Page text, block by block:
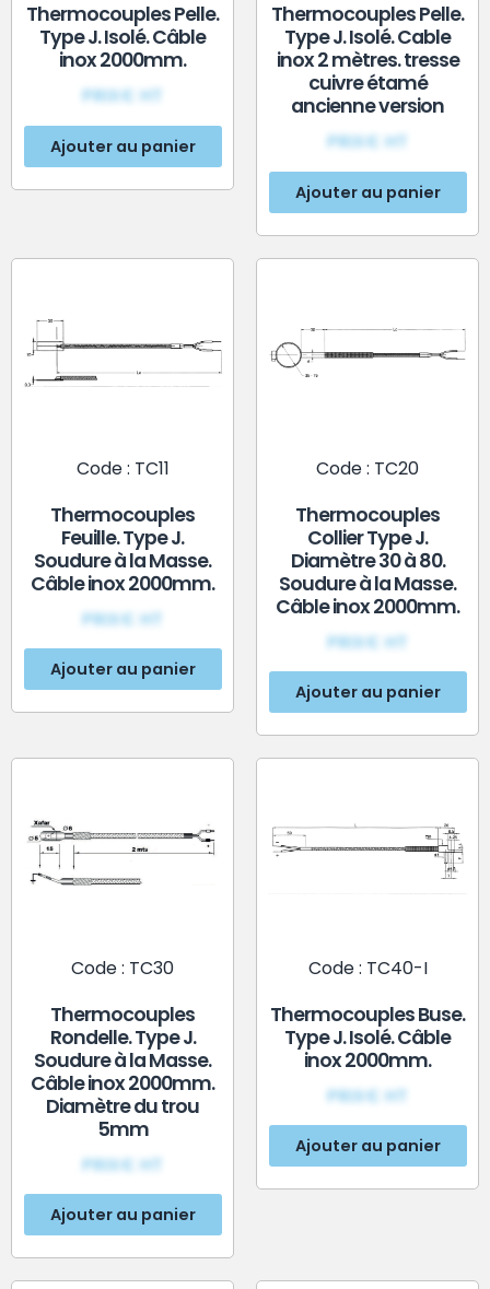
Thermocouples Pelle.
Type J. Isolé. Câble
inox 2000mm.
PRIX€ HT
Ajouter au panier
Thermocouples Pelle.
Type J. Isolé. Cable
inox 2 mètres. tresse
cuivre étamé
ancienne version
PRIX€ HT
Ajouter au panier
Code : TC11
Thermocouples
Feuille. Type J.
Soudure à la Masse.
Câble inox 2000mm.
PRIX€ HT
Ajouter au panier
Code : TC20
Thermocouples
Collier Type J.
Diamètre 30 à 80.
Soudure à la Masse.
Câble inox 2000mm.
PRIX€ HT
Ajouter au panier
Code : TC30
Thermocouples
Rondelle. Type J.
Soudure à la Masse.
Câble inox 2000mm.
Diamètre du trou
5mm
PRIX€ HT
Ajouter au panier
Code : TC40-I
Thermocouples Buse.
Type J. Isolé. Câble
inox 2000mm.
PRIX€ HT
Ajouter au panier